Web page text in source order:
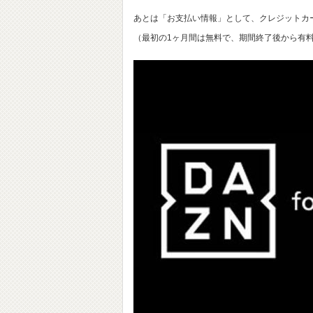
あとは「お支払い情報」として、クレジット
（最初の1ヶ月間は無料で、期間終了後から有